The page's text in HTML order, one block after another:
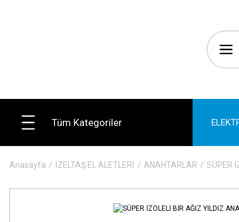
Tüm Kategoriler
Anasayfa İZELTAŞ EL ALETLERİ ANAHTARLAR SÜPER